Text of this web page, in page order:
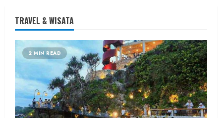
Berita Daerah Berita KUA Sewon Bantul DIY
Revitalisasi Dakwah Kampus, Rustam
Nawawi Ajak Pengurus KORDA Jadi
Pemimpin Pembangun Peradaban
admin Posted on 49 menit ago
TRAVEL & WISATA
2 MIN READ